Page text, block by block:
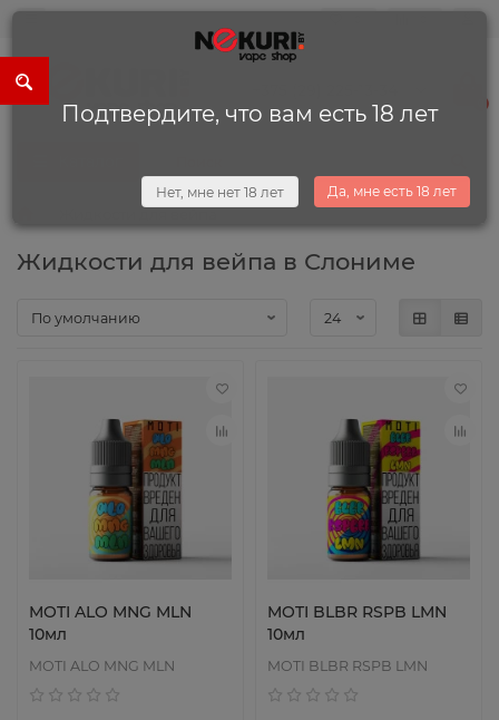
Жидкости для вейпа в Слониме
MOTI ALO MNG MLN
10мл
MOTI ALO MNG MLN
MOTI BLBR RSPB LMN
10мл
MOTI BLBR RSPB LMN
Подтвердите, что вам есть 18 лет
Нет, мне нет 18 лет Да, мне есть 18 лет